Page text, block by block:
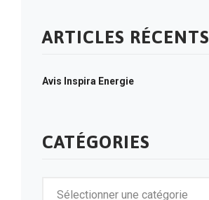
ARTICLES RÉCENTS
Avis Inspira Energie
CATÉGORIES